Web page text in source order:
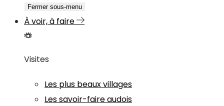
Fermer sous-menu
À voir, à faire
Visites
Les plus beaux villages
Les savoir-faire audois